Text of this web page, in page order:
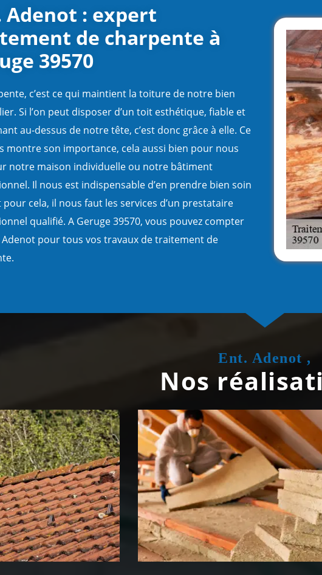
Adenot : expert
de charpente à
39570
c’est ce qui maintient la toiture de notre bien
Si l’on peut disposer d’un toit esthétique, fiable et
au-dessus de notre tête, c’est donc grâce à elle. Ce
montre son importance, cela aussi bien pour nous
notre maison individuelle ou notre bâtiment
Il nous est indispensable d’en prendre bien soin
pour cela, il nous faut les services d’un prestataire
qualifié. A Geruge 39570, vous pouvez compter
Adenot pour tous vos travaux de traitement de
Ent. Adenot ,
Nos
Jura Isolation de toiture 39 Jura